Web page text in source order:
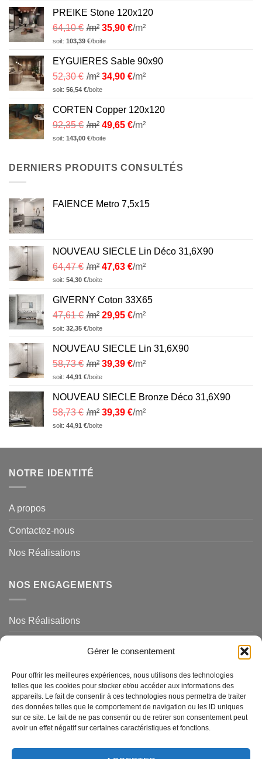
Gérer le consentement
Pour offrir les meilleures expériences, nous utilisons des technologies
telles que les cookies pour stocker et/ou accéder aux informations des
appareils. Le fait de consentir à ces technologies nous permettra de traiter
des données telles que le comportement de navigation ou les ID uniques
sur ce site. Le fait de ne pas consentir ou de retirer son consentement peut
avoir un effet négatif sur certaines caractéristiques et fonctions.
PREIKE Stone 120x120
64,10€ /m² 35,90 €/m²
soit: 103,39 €/boite
EYGUIERES Sable 90x90
52,30€ /m² 34,90 €/m²
soit: 56,54 €/boite
CORTEN Copper 120x120
92,35€ /m² 49,65 €/m²
soit: 143,00 €/boite
DERNIERS PRODUITS CONSULTÉS
FAIENCE Metro 7,5x15
NOUVEAU SIECLE Lin Déco 31,6X90
64,47€ /m² 47,63 €/m²
soit: 54,30 €/boite
GIVERNY Coton 33X65
47,61€ /m² 29,95 €/m²
soit: 32,35 €/boite
NOUVEAU SIECLE Lin 31,6X90
58,73€ /m² 39,39 €/m²
soit: 44,91 €/boite
NOUVEAU SIECLE Bronze Déco 31,6X90
58,73€ /m² 39,39 €/m²
soit: 44,91 €/boite
NOTRE IDENTITÉ
A propos
Contactez-nous
Nos Réalisations
NOS ENGAGEMENTS
Nos Réalisations
NOS SERVICES
Magasins de Ravel
Questions Fréquemments Posées